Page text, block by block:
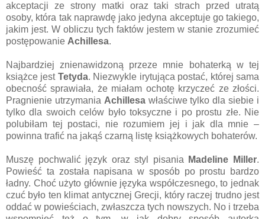
akceptacji ze strony matki oraz taki strach przed utratą
osoby, która tak naprawdę jako jedyna akceptuje go takiego,
jakim jest. W obliczu tych faktów jestem w stanie zrozumieć
postępowanie Achillesa.
Najbardziej znienawidzoną przeze mnie bohaterką w tej
książce jest Tetyda. Niezwykle irytująca postać, której sama
obecność sprawiała, że miałam ochotę krzyczeć ze złości.
Pragnienie utrzymania Achillesa właściwe tylko dla siebie i
tylko dla swoich celów było toksyczne i po prostu złe. Nie
polubiłam tej postaci, nie rozumiem jej i jak dla mnie –
powinna trafić na jakąś czarną listę książkowych bohaterów.
Muszę pochwalić język oraz styl pisania Madeline Miller.
Powieść ta została napisana w sposób po prostu bardzo
ładny. Choć użyto głównie języka współczesnego, to jednak
czuć było ten klimat antycznej Grecji, który raczej trudno jest
oddać w powieściach, zwłaszcza tych nowszych. No i trzeba